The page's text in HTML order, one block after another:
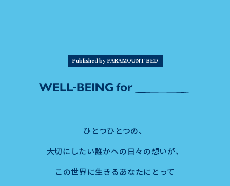
Published by PARAMOUNT BED
ひとつひとつの、
大切にしたい誰かへの日々の想いが、
この世界に生きるあなたにとって